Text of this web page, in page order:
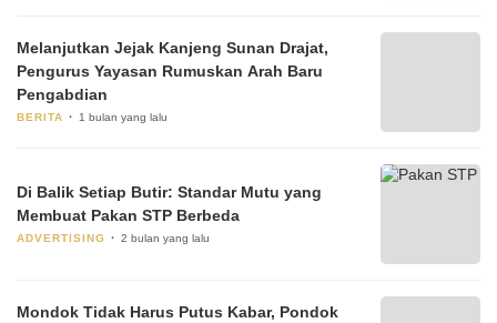
Melanjutkan Jejak Kanjeng Sunan Drajat,
Pengurus Yayasan Rumuskan Arah Baru
Pengabdian
BERITA 1 bulan yang lalu
Di Balik Setiap Butir: Standar Mutu yang
Membuat Pakan STP Berbeda
ADVERTISING 2 bulan yang lalu
Mondok Tidak Harus Putus Kabar, Pondok